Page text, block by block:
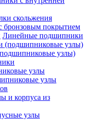
скольжения
бронзовым покрытием
Линейные подшипники
узлы)
узлы
узлы
и корпуса из
узлы